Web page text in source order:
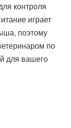
контроля
играет
поэтому
по
для вашего